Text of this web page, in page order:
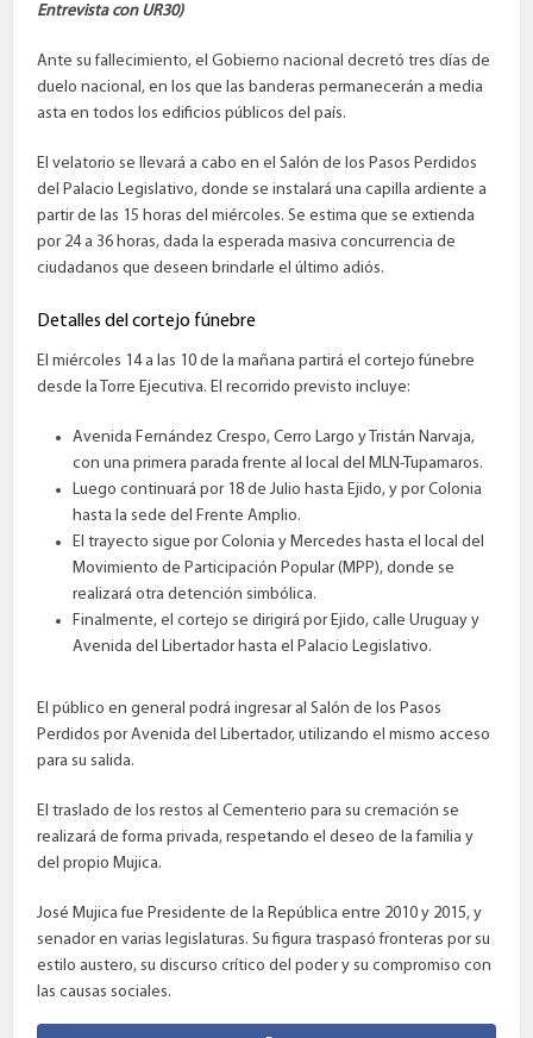
Entrevista con UR30)
Ante su fallecimiento, el Gobierno nacional decretó tres días de
duelo nacional, en los que las banderas permanecerán a media
asta en todos los edificios públicos del país.
El velatorio se llevará a cabo en el Salón de los Pasos Perdidos
del Palacio Legislativo, donde se instalará una capilla ardiente a
partir de las 15 horas del miércoles. Se estima que se extienda
por 24 a 36 horas, dada la esperada masiva concurrencia de
ciudadanos que deseen brindarle el último adiós.
Detalles del cortejo fúnebre
El miércoles 14 a las 10 de la mañana partirá el cortejo fúnebre
desde la Torre Ejecutiva. El recorrido previsto incluye:
Avenida Fernández Crespo, Cerro Largo y Tristán Narvaja,
con una primera parada frente al local del MLN-Tupamaros.
Luego continuará por 18 de Julio hasta Ejido, y por Colonia
hasta la sede del Frente Amplio.
El trayecto sigue por Colonia y Mercedes hasta el local del
Movimiento de Participación Popular (MPP), donde se
realizará otra detención simbólica.
Finalmente, el cortejo se dirigirá por Ejido, calle Uruguay y
Avenida del Libertador hasta el Palacio Legislativo.
El público en general podrá ingresar al Salón de los Pasos
Perdidos por Avenida del Libertador, utilizando el mismo acceso
para su salida.
El traslado de los restos al Cementerio para su cremación se
realizará de forma privada, respetando el deseo de la familia y
del propio Mujica.
José Mujica fue Presidente de la República entre 2010 y 2015, y
senador en varias legislaturas. Su figura traspasó fronteras por su
estilo austero, su discurso crítico del poder y su compromiso con
las causas sociales.